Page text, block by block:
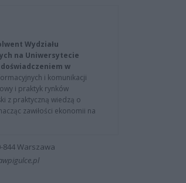
Wydziału
na Uniwersytecie
w
i komunikacji
i praktyk rynków
z praktyczną wiedzą o
zawiłości ekonomii na
844 Warszawa